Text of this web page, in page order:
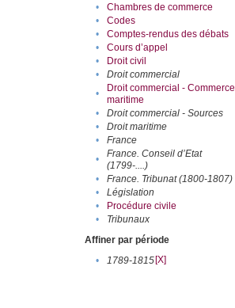
•
Chambres de commerce
•
Codes
•
Comptes-rendus des débats
•
Cours d’appel
•
Droit civil
•
Droit commercial
•
Droit commercial - Commerce
maritime
• Droit commercial - Sources
•
Droit maritime
•
France
•
France. Conseil d’Etat
(1799-....)
• France. Tribunat (1800-1807)
•
Législation
•
Procédure civile
•
Tribunaux
Affiner par période
•
1789-1815[X]